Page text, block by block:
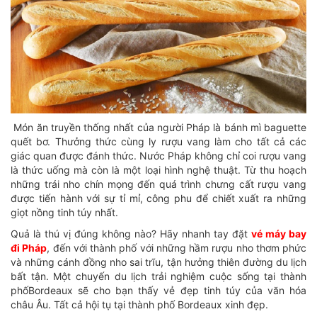
Món ăn truyền thống nhất của người Pháp là bánh mì baguette
quết bơ. Thưởng thức cùng ly rượu vang làm cho tất cả các
giác quan được đánh thức. Nước Pháp không chỉ coi rượu vang
là thức uống mà còn là một loại hình nghệ thuật. Từ thu hoạch
những trái nho chín mọng đến quá trình chưng cất rượu vang
được tiến hành với sự tỉ mỉ, công phu để chiết xuất ra những
giọt nồng tinh túy nhất.
Quả là thú vị đúng không nào? Hãy nhanh tay đặt vé máy bay
đi Pháp, đến với thành phố với những hầm rượu nho thơm phức
và những cánh đồng nho sai trĩu, tận hưởng thiên đường du lịch
bất tận. Một chuyến du lịch trải nghiệm cuộc sống tại thành
phốBordeaux sẽ cho bạn thấy vẻ đẹp tinh túy của văn hóa
châu Âu. Tất cả hội tụ tại thành phố Bordeaux xinh đẹp.